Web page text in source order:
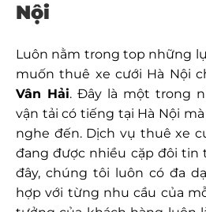
Nội
Luôn nằm trong top những
muốnthuê xe cưới Hà Nội
Vân Hải. Đây là một trong
vận tải có tiếng tại Hà Nội
nghe đến. Dịch vụ thuê xe
đang được nhiều cặp đôi tin
đây, chúng tôi luôn có đa
hợp với từng nhu cầu của